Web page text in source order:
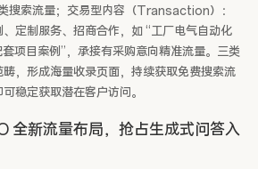
搜索流量；交易型内容（Transaction）：
定制服务、招商合作，如 “工厂电气自动化
项目案例”，承接有采购意向精准流量。三类
，形成海量收录页面，持续获取免费搜索流
稳定获取潜在客户访问。
全新流量布局，抢占生成式问答入